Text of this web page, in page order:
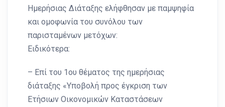
Ημερήσιας Διάταξης ελήφθησαν με παμψηφία
και ομοφωνία του συνόλου των
παρισταμένων μετόχων:
Ειδικότερα:
– Επί του 1ου θέματος της ημερήσιας
διάταξης «Υποβολή προς έγκριση των
Ετήσιων Οικονομικών Καταστάσεων